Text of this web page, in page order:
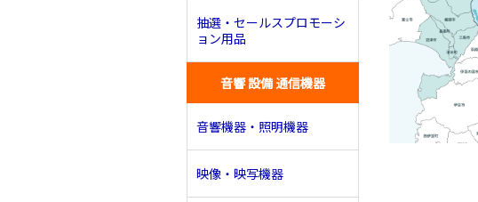
抽選・セールスプロモーシ
ョン用品
音響 設備 通信機器
音響機器・照明機器
映像・映写機器